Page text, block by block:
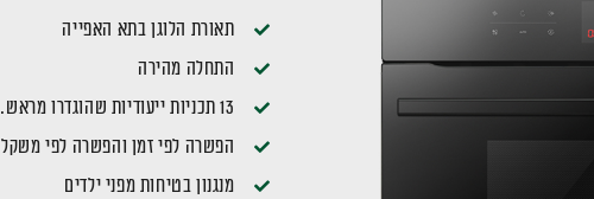
תאורת הלוגן בתא האפייה
התחלה מהירה
13 תכניות ייעודיות שהוגדרו מראש. קל ונוח לשימוש!
הפשרה לפי זמן והפשרה לפי משקל
מנגנון בטיחות מפני ילדים